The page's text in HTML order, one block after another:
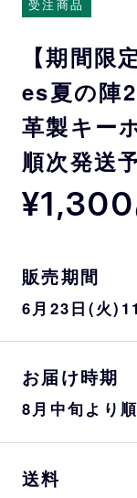
受注商品
【期間
es夏の陣
革製キー
順次発送
¥1,300
販売期間
6月23日(火
お届け時期
8月中旬より
送料